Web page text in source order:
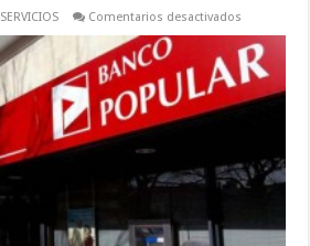
SERVICIOS Comentarios desactivados
popular
Murcia